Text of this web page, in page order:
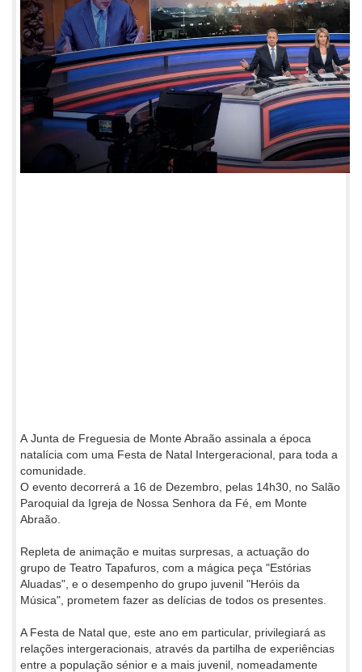
A Junta de Freguesia de Monte Abraão assinala a época
natalícia com uma Festa de Natal Intergeracional, para toda a
comunidade.
O evento decorrerá a 16 de Dezembro, pelas 14h30, no Salão
Paroquial da Igreja de Nossa Senhora da Fé, em Monte
Abraão.
Repleta de animação e muitas surpresas, a actuação do
grupo de Teatro Tapafuros, com a mágica peça "Estórias
Aluadas", e o desempenho do grupo juvenil "Heróis da
Música", prometem fazer as delícias de todos os presentes.
A Festa de Natal que, este ano em particular, privilegiará as
relações intergeracionais, através da partilha de experiências
entre a população sénior e a mais juvenil, nomeadamente